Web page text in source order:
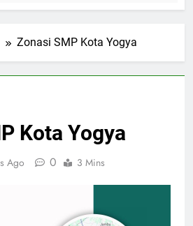
Zonasi SMP Kota Yogya
Kota Yogya
Ago 0 3 Mins